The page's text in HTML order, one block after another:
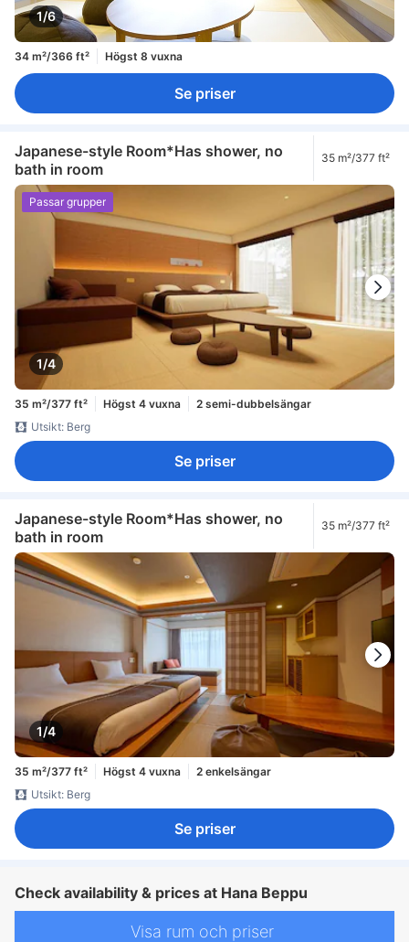
1/6
34 m²/366 ft² Högst 8 vuxna
Se priser
Japanese-style Room*Has shower, no
bath in room
35 m²/377 ft²
1/4
Passar grupper
35 m²/377 ft² Högst 4 vuxna
2 semi-dubbelsängar
Utsikt: Berg
Se priser
Japanese-style Room*Has shower, no
bath in room
35 m²/377 ft²
1/4
35 m²/377 ft² Högst 4 vuxna
2 enkelsängar
Utsikt: Berg
Se priser
Check availability & prices at Hana Beppu
Visa rum och priser